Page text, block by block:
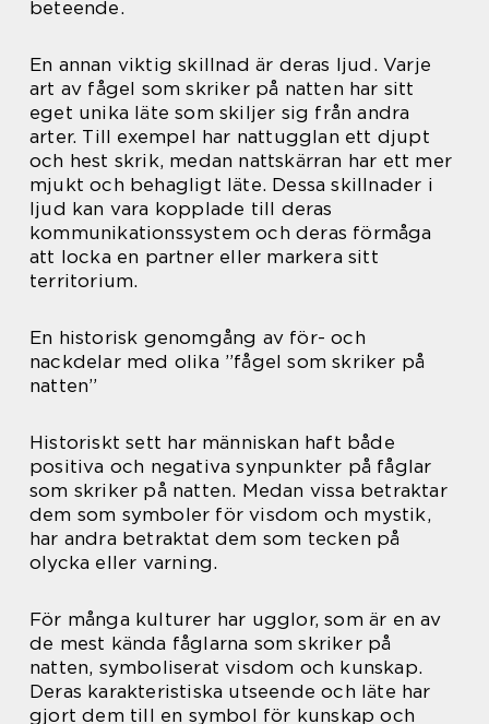
beteende.
En annan viktig skillnad är deras ljud. Varje
art av fågel som skriker på natten har sitt
eget unika läte som skiljer sig från andra
arter. Till exempel har nattugglan ett djupt
och hest skrik, medan nattskärran har ett mer
mjukt och behagligt läte. Dessa skillnader i
ljud kan vara kopplade till deras
kommunikationssystem och deras förmåga
att locka en partner eller markera sitt
territorium.
En historisk genomgång av för- och
nackdelar med olika ”fågel som skriker på
natten”
Historiskt sett har människan haft både
positiva och negativa synpunkter på fåglar
som skriker på natten. Medan vissa betraktar
dem som symboler för visdom och mystik,
har andra betraktat dem som tecken på
olycka eller varning.
För många kulturer har ugglor, som är en av
de mest kända fåglarna som skriker på
natten, symboliserat visdom och kunskap.
Deras karakteristiska utseende och läte har
gjort dem till en symbol för kunskap och